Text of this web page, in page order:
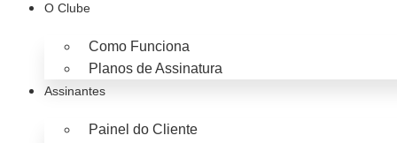
O Clube
Como Funciona
Planos de Assinatura
Assinantes
Painel do Cliente